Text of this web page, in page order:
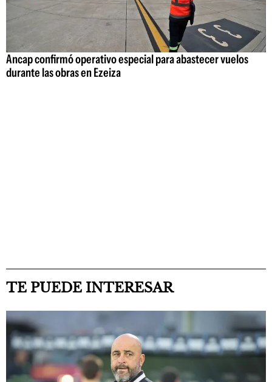
Ancap confirmó operativo especial para abastecer vuelos
durante las obras en Ezeiza
TE PUEDE INTERESAR